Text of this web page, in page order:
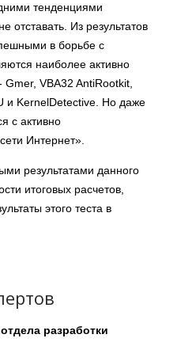
тенденциями
отставать. Из результатов
в борьбе с
наиболее активно
VBA32 AntiRootkit,
и KernelDetective. Но даже
с активно
Интернет».
результатами данного
итоговых расчетов,
этого теста в
разработки